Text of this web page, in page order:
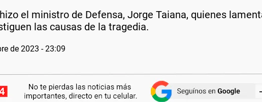
el ministro de Defensa, Jorge Taiana, quienes
las causas de la tragedia.
de 2023 - 23:09